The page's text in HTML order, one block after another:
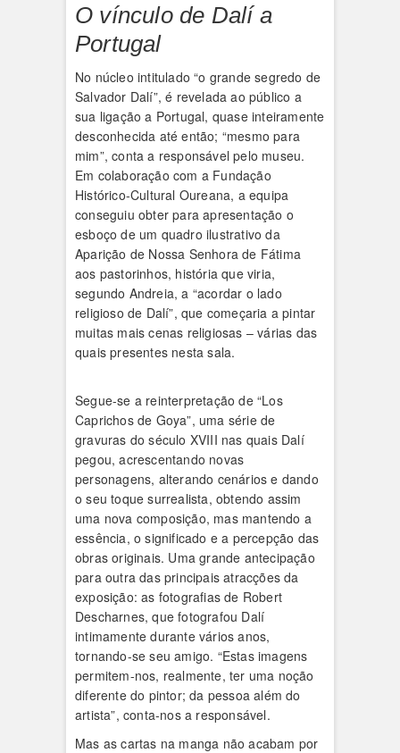
O vínculo de Dalí a
Portugal
No núcleo intitulado “o grande segredo de
Salvador Dalí”, é revelada ao público a
sua ligação a Portugal, quase inteiramente
desconhecida até então; “mesmo para
mim”, conta a responsável pelo museu.
Em colaboração com a Fundação
Histórico-Cultural Oureana, a equipa
conseguiu obter para apresentação o
esboço de um quadro ilustrativo da
Aparição de Nossa Senhora de Fátima
aos pastorinhos, história que viria,
segundo Andreia, a “acordar o lado
religioso de Dalí”, que começaria a pintar
muitas mais cenas religiosas – várias das
quais presentes nesta sala.
Segue-se a reinterpretação de “Los
Caprichos de Goya”, uma série de
gravuras do século XVIII nas quais Dalí
pegou, acrescentando novas
personagens, alterando cenários e dando
o seu toque surrealista, obtendo assim
uma nova composição, mas mantendo a
essência, o significado e a percepção das
obras originais. Uma grande antecipação
para outra das principais atracções da
exposição: as fotografias de Robert
Descharnes, que fotografou Dalí
intimamente durante vários anos,
tornando-se seu amigo. “Estas imagens
permitem-nos, realmente, ter uma noção
diferente do pintor; da pessoa além do
artista”, conta-nos a responsável.
Mas as cartas na manga não acabam por